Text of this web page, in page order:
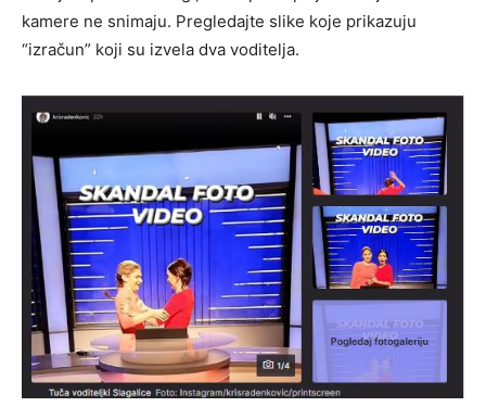
kamere ne snimaju. Pregledajte slike koje prikazuju
“izračun” koji su izvela dva voditelja.